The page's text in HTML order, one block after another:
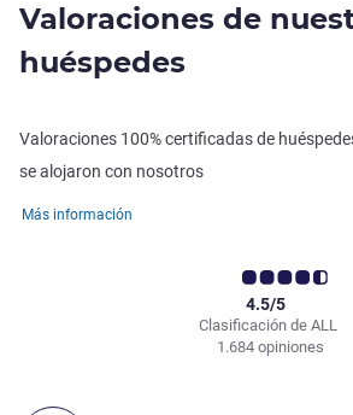
Valoraciones de
huéspedes
Valoraciones 100% certificadas de
se alojaron con nosotros
Más información
Clasificación de ALL
4.5/5
1.684 opiniones